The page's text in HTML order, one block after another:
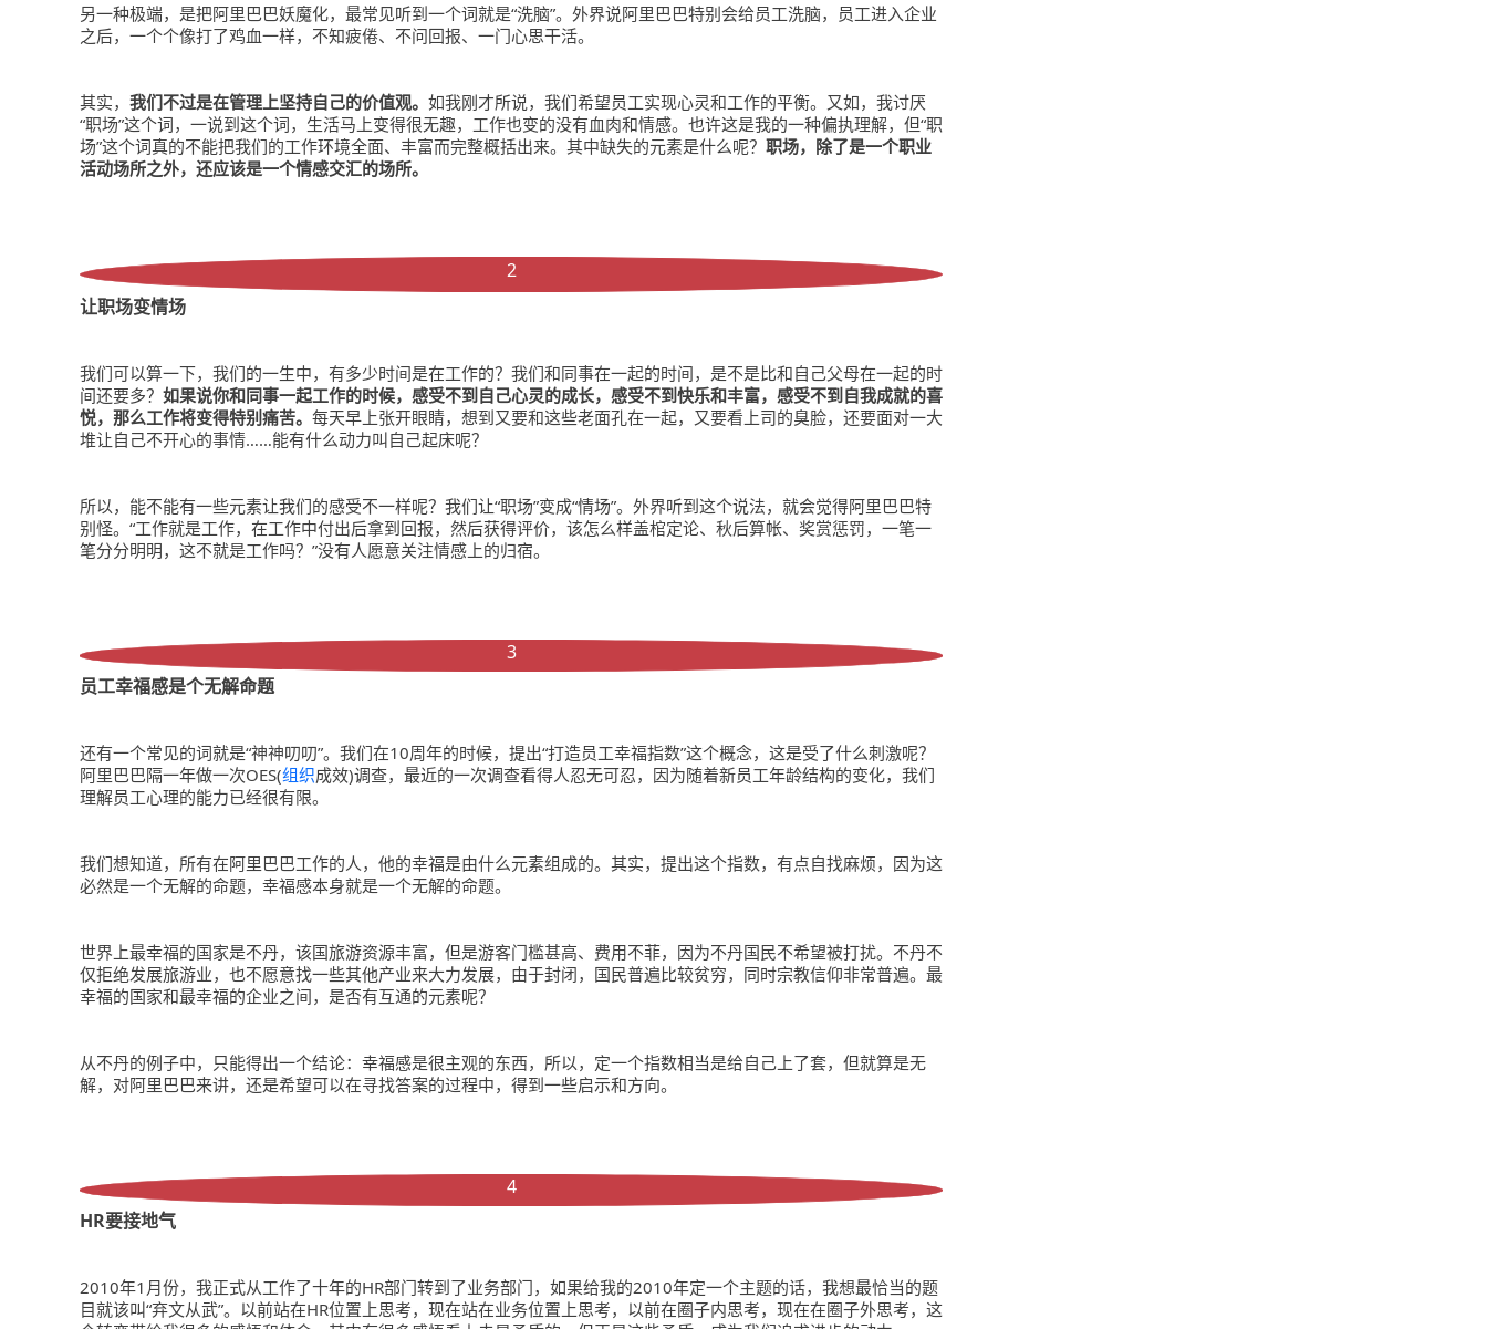
另一种极端，是把阿里巴巴妖魔化，最常见听到一个词就是“洗脑”。外界说阿里巴巴特别会给员工洗脑，员工进入企业
之后，一个个像打了鸡血一样，不知疲倦、不问回报、一门心思干活。
其实， 我们不过是在管理上坚持自己的价值观。 如我刚才所说，我们希望员工实现心灵和工作的平衡。又如，我讨厌
“职场”这个词，一说到这个词，生活马上变得很无趣，工作也变的没有血肉和情感。也许这是我的一种偏执理解，但“职
场”这个词真的不能把我们的工作环境全面、丰富而完整概括出来。其中缺失的元素是什么呢？ 职场，除了是一个职业
活动场所之外，还应该是一个情感交汇的场所。
2
让职场变情场
我们可以算一下，我们的一生中，有多少时间是在工作的？我们和同事在一起的时间，是不是比和自己父母在一起的时
间还要多？ 如果说你和同事一起工作的时候，感受不到自己心灵的成长，感受不到快乐和丰富，感受不到自我成就的喜
悦，那么工作将变得特别痛苦。 每天早上张开眼睛，想到又要和这些老面孔在一起，又要看上司的臭脸，还要面对一大
堆让自己不开心的事情……能有什么动力叫自己起床呢？
所以，能不能有一些元素让我们的感受不一样呢？我们让“职场”变成“情场”。外界听到这个说法，就会觉得阿里巴巴特
别怪。“工作就是工作，在工作中付出后拿到回报，然后获得评价，该怎么样盖棺定论、秋后算帐、奖赏惩罚，一笔一
笔分分明明，这不就是工作吗？”没有人愿意关注情感上的归宿。
3
员工幸福感是个无解命题
还有一个常见的词就是“神神叨叨”。我们在10周年的时候，提出“打造员工幸福指数”这个概念，这是受了什么刺激呢？
阿里巴巴隔一年做一次OES(组织成效)调查，最近的一次调查看得人忍无可忍，因为随着新员工年龄结构的变化，我们
理解员工心理的能力已经很有限。
我们想知道，所有在阿里巴巴工作的人，他的幸福是由什么元素组成的。其实，提出这个指数，有点自找麻烦，因为这
必然是一个无解的命题，幸福感本身就是一个无解的命题。
世界上最幸福的国家是不丹，该国旅游资源丰富，但是游客门槛甚高、费用不菲，因为不丹国民不希望被打扰。不丹不
仅拒绝发展旅游业，也不愿意找一些其他产业来大力发展，由于封闭，国民普遍比较贫穷，同时宗教信仰非常普遍。最
幸福的国家和最幸福的企业之间，是否有互通的元素呢？
从不丹的例子中，只能得出一个结论：幸福感是很主观的东西，所以，定一个指数相当是给自己上了套，但就算是无
解，对阿里巴巴来讲，还是希望可以在寻找答案的过程中，得到一些启示和方向。
4
HR要接地气
2010年1月份，我正式从工作了十年的HR部门转到了业务部门，如果给我的2010年定一个主题的话，我想最恰当的题
目就该叫“弃文从武”。以前站在HR位置上思考，现在站在业务位置上思考，以前在圈子内思考，现在在圈子外思考，这